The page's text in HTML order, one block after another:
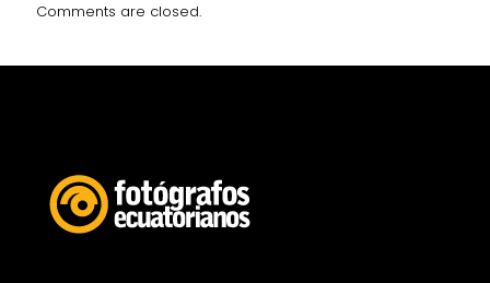
Comments are closed.